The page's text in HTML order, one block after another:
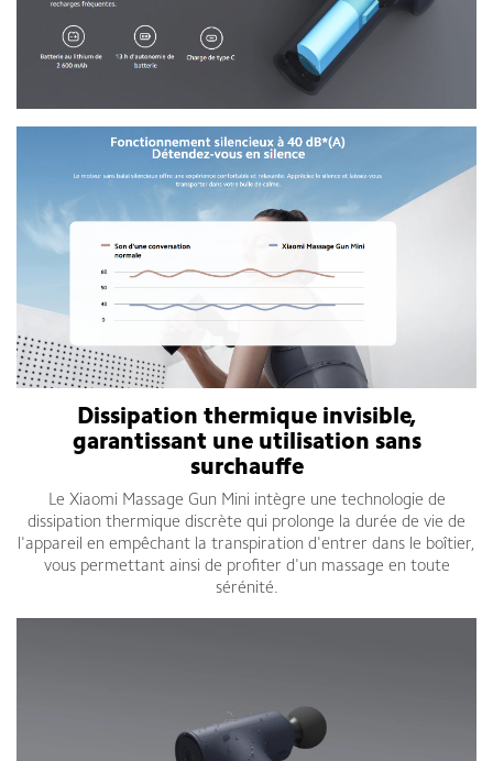
Dissipation thermique invisible,
garantissant une utilisation sans
surchauffe
Le Xiaomi Massage Gun Mini intègre une technologie de
dissipation thermique discrète qui prolonge la durée de vie de
l'appareil en empêchant la transpiration d'entrer dans le boîtier,
vous permettant ainsi de profiter d'un massage en toute
sérénité.